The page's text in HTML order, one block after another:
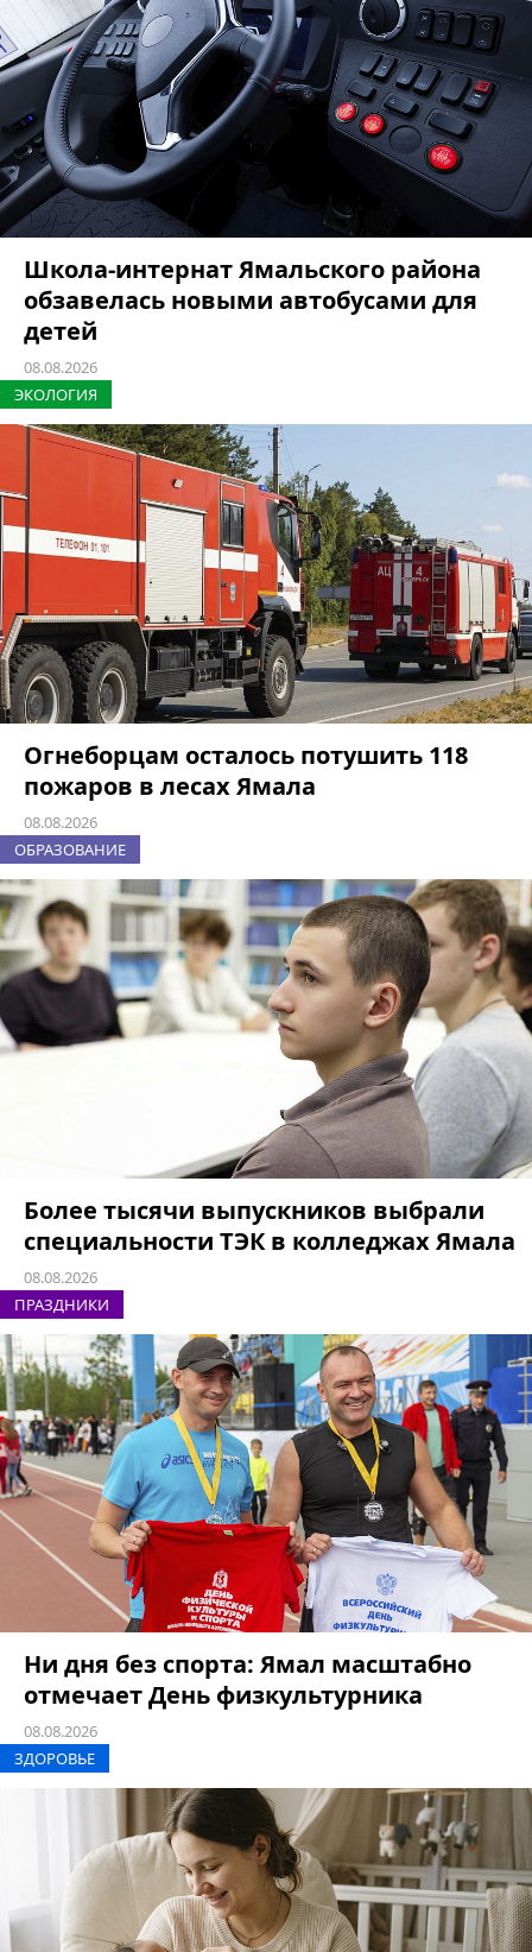
Школа-интернат Ямальского района
обзавелась новыми автобусами для
детей
08.08.2026
ЭКОЛОГИЯ
Огнеборцам осталось потушить 118
пожаров в лесах Ямала
08.08.2026
ОБРАЗОВАНИЕ
Более тысячи выпускников выбрали
специальности ТЭК в колледжах Ямала
08.08.2026
ПРАЗДНИКИ
Ни дня без спорта: Ямал масштабно
отмечает День физкультурника
08.08.2026
ЗДОРОВЬЕ